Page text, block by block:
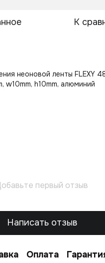
К
неоновой ленты FLEXY
w10mm, h10mm, алюминий
первый отзыв
Написать отзыв
Оплата